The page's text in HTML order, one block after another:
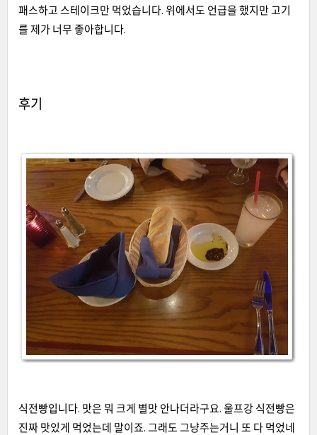
패스하고 스테이크만 먹었습니다. 위에서도 언급을 했지만 고기
를 제가 너무 좋아합니다.
후기
식전빵입니다. 맛은 뭐 크게 별맛 안나더라구요. 울프강 식전빵은
진짜 맛있게 먹었는데 말이죠. 그래도 그냥주는거니 또 다 먹었네